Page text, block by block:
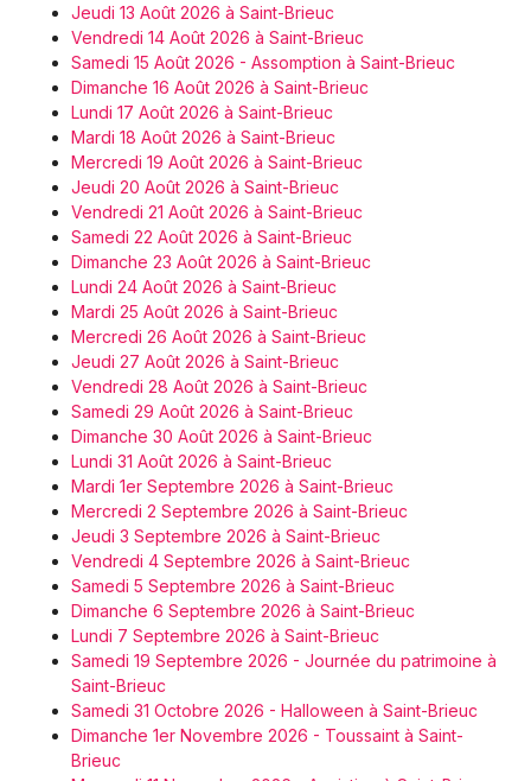
Jeudi 13 Août 2026 à Saint-Brieuc
Vendredi 14 Août 2026 à Saint-Brieuc
Samedi 15 Août 2026 - Assomption à Saint-Brieuc
Dimanche 16 Août 2026 à Saint-Brieuc
Lundi 17 Août 2026 à Saint-Brieuc
Mardi 18 Août 2026 à Saint-Brieuc
Mercredi 19 Août 2026 à Saint-Brieuc
Jeudi 20 Août 2026 à Saint-Brieuc
Vendredi 21 Août 2026 à Saint-Brieuc
Samedi 22 Août 2026 à Saint-Brieuc
Dimanche 23 Août 2026 à Saint-Brieuc
Lundi 24 Août 2026 à Saint-Brieuc
Mardi 25 Août 2026 à Saint-Brieuc
Mercredi 26 Août 2026 à Saint-Brieuc
Jeudi 27 Août 2026 à Saint-Brieuc
Vendredi 28 Août 2026 à Saint-Brieuc
Samedi 29 Août 2026 à Saint-Brieuc
Dimanche 30 Août 2026 à Saint-Brieuc
Lundi 31 Août 2026 à Saint-Brieuc
Mardi 1er Septembre 2026 à Saint-Brieuc
Mercredi 2 Septembre 2026 à Saint-Brieuc
Jeudi 3 Septembre 2026 à Saint-Brieuc
Vendredi 4 Septembre 2026 à Saint-Brieuc
Samedi 5 Septembre 2026 à Saint-Brieuc
Dimanche 6 Septembre 2026 à Saint-Brieuc
Lundi 7 Septembre 2026 à Saint-Brieuc
Samedi 19 Septembre 2026 - Journée du patrimoine à
Saint-Brieuc
Samedi 31 Octobre 2026 - Halloween à Saint-Brieuc
Dimanche 1er Novembre 2026 - Toussaint à Saint-
Brieuc